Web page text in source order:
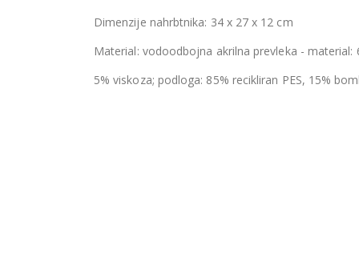
Dimenzije nahrbtnika: 34 x 27 x 12 cm
Material: vodoodbojna akrilna prevleka -
5% viskoza; podloga: 85% recikliran PES, 15%